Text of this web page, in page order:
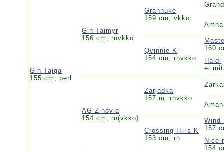
Gin Tajga
155 cm, perl
Gin Taimyr
156 cm, rnvkko
Grannuke
159 cm, vkko
Qvinnie K
154 cm, rnvkko
160
Haldi
ei
AG Zinovia
154 cm, rn(vkko)
Zarjadka
157 m, rnvkko
Crossing Hills K
153 cm, rn
Wind
157
Nice-
154